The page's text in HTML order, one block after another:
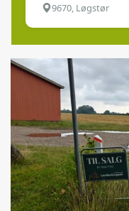
9670, Løgstør